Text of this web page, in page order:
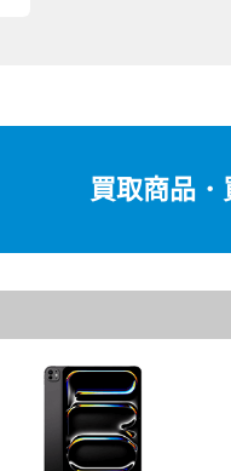
買取商品・